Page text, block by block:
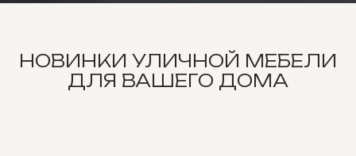
НОВИНКИ УЛИЧНОЙ МЕБЕЛИ
ДЛЯ ВАШЕГО ДОМА